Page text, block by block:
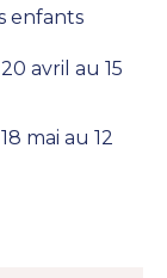
enfants
avril au 15
mai au 12